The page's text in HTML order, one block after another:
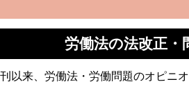
労働法の法改正・
以来、労働法・労働問題のオピニ